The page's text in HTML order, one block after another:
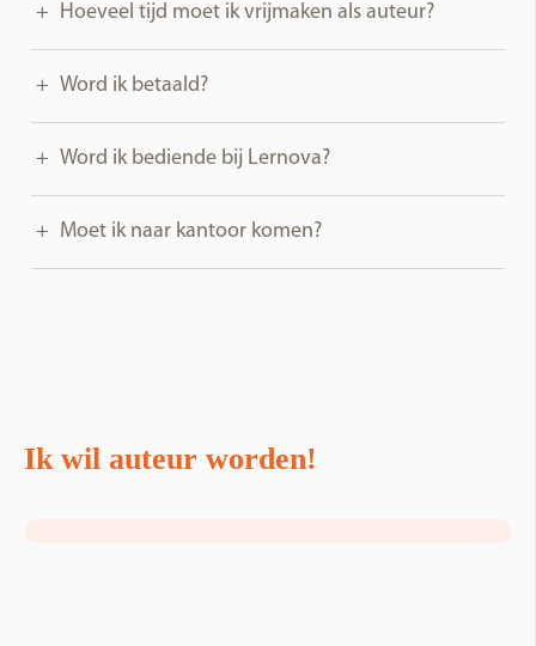
Hoeveel tijd moet ik vrijmaken als auteur?
Word ik betaald?
Word ik bediende bij Lernova?
Moet ik naar kantoor komen?
Ik wil auteur worden!